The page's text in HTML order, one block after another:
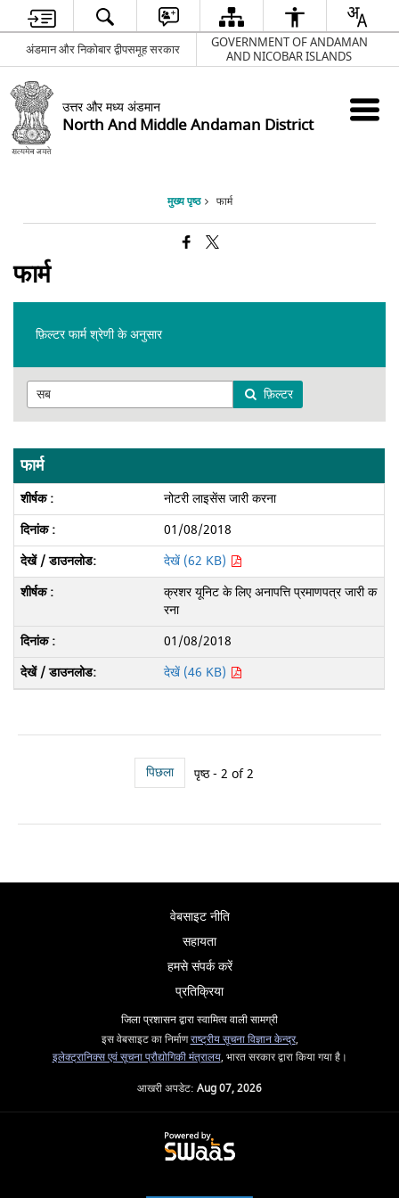
अंडमान और निकोबार द्वीपसमूह सरकार
GOVERNMENT OF ANDAMAN
AND NICOBAR ISLANDS
उत्तर और मध्य अंडमान
North And Middle Andaman District
मुख्य पृष्ठ फार्म
फार्म
फ़िल्टर फार्म श्रेणी के अनुसार
फ़िल्टर
फार्म
नोटरी लाइसेंस जारी करना
01/08/2018
देखें (62 KB)
क्रशर यूनिट के लिए अनापत्ति प्रमाणपत्र जारी क
रना
01/08/2018
देखें (46 KB)
पिछला पृष्ठ - 2 of 2
वेबसाइट नीति
सहायता
हमसे संपर्क करें
प्रतिक्रिया
जिला प्रशासन द्वारा स्वामित्व वाली सामग्री
इस वेबसाइट का निर्माणराष्ट्रीय सूचना विज्ञान केन्द्र,
इलेक्ट्रानिक्स एवं सूचना प्रौद्योगिकी मंत्रालय, भारत सरकार द्वारा किया गया है।
आखरी अपडेट: Aug 07, 2026